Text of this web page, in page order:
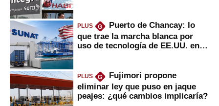
PLUS G
Puerto de Chancay: lo
que trae la marcha blanca por
uso de tecnología de EE.UU. en
PLUS G
Fujimori propone
eliminar ley que puso en jaque
peajes: ¿qué cambios implicaría?